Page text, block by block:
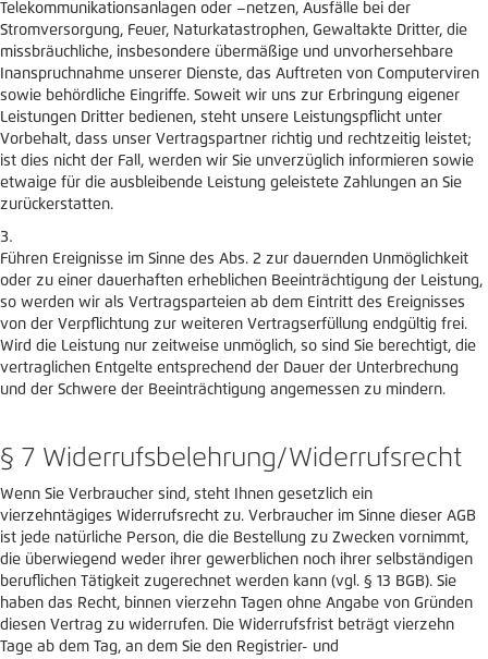
Telekommunikationsanlagen oder –netzen, Ausfälle bei der
Stromversorgung, Feuer, Naturkatastrophen, Gewaltakte Dritter, die
missbräuchliche, insbesondere übermäßige und unvorhersehbare
Inanspruchnahme unserer Dienste, das Auftreten von Computerviren
sowie behördliche Eingriffe. Soweit wir uns zur Erbringung eigener
Leistungen Dritter bedienen, steht unsere Leistungspflicht unter
Vorbehalt, dass unser Vertragspartner richtig und rechtzeitig leistet;
ist dies nicht der Fall, werden wir Sie unverzüglich informieren sowie
etwaige für die ausbleibende Leistung geleistete Zahlungen an Sie
zurückerstatten.
Führen Ereignisse im Sinne des Abs. 2 zur dauernden Unmöglichkeit
oder zu einer dauerhaften erheblichen Beeinträchtigung der Leistung,
so werden wir als Vertragsparteien ab dem Eintritt des Ereignisses
von der Verpflichtung zur weiteren Vertragserfüllung endgültig frei.
Wird die Leistung nur zeitweise unmöglich, so sind Sie berechtigt, die
vertraglichen Entgelte entsprechend der Dauer der Unterbrechung
und der Schwere der Beeinträchtigung angemessen zu mindern.
§ 7 Widerrufsbelehrung/Widerrufsrecht
Wenn Sie Verbraucher sind, steht Ihnen gesetzlich ein
vierzehntägiges Widerrufsrecht zu. Verbraucher im Sinne dieser AGB
ist jede natürliche Person, die die Bestellung zu Zwecken vornimmt,
die überwiegend weder ihrer gewerblichen noch ihrer selbständigen
beruflichen Tätigkeit zugerechnet werden kann (vgl. § 13 BGB). Sie
haben das Recht, binnen vierzehn Tagen ohne Angabe von Gründen
diesen Vertrag zu widerrufen. Die Widerrufsfrist beträgt vierzehn
Tage ab dem Tag, an dem Sie den Registrier- und